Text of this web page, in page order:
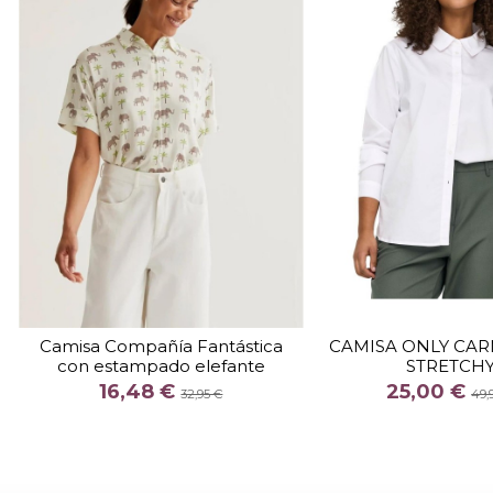
Camisa Compañía Fantástica
con estampado elefante
16,48 €32,95 €
TALLA
COLOR
CAMISA ONLY
25,00 €
TALLA
COLOR